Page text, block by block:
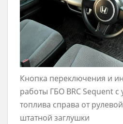
Кнопка переключения и
работы ГБО BRC Sequent с
топлива справа от
штатной заглушки